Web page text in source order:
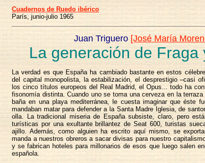
Cuadernos de Ruedo ibérico
París, junio-julio 1965
Juan Triguero [José María
La generación de Fraga
La verdad es que España ha cambiado bastante en estos
del capital monopolista, la estabilización, el desprestigio –casi
los cinco títulos europeos del Real Madrid, el Opus... todo ha
fisonomía distinta. Cuando uno se toma una cerveza en la
baña en una playa mediterránea, le cuesta imaginar que éste
mandaban matar para defender a la Santa Madre Iglesia, de
olla. La tradicional miseria de España subsiste, claro, pero
turísticas por una exultante brillantez de Seat 600, turistas
ajillo. Además, como alguien ha escrito aquí mismo, se
manda a nuestros obreros a sacar divisas para nuestro
y se fabrican hoteles para millonarios de esos que luego salen
española.